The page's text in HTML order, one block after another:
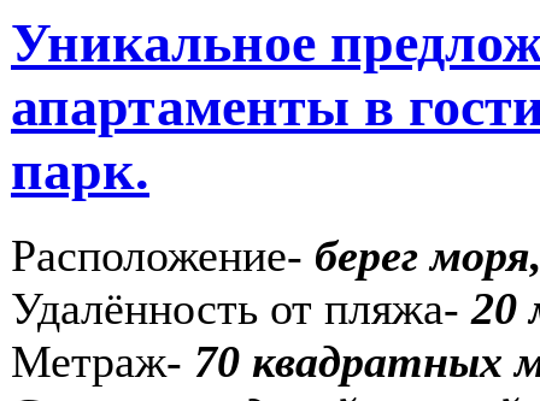
Уникальное
апартаменты в
парк.
Расположение- берег
Удалённость от пляжа-20
Метраж- 70 квадратных